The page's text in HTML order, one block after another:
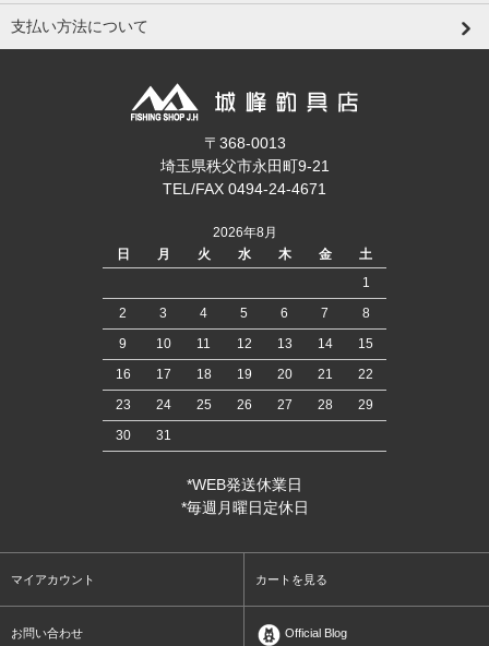
支払い方法について
〒368-0013
埼玉県秩父市永田町9-21
TEL/FAX 0494-24-4671
2026年8月
日
月 火 水 木 金
土
1
2
3 4 5 6 7
8
9
10 11 12 13 14
15
16
17 18 19 20 21
22
23
24 25 26 27 28
29
30
31
*WEB発送休業日
*毎週月曜日定休日
マイアカウント カートを見る
お問い合わせ Official Blog